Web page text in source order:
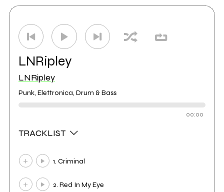
LNRipley
LNRipley
Punk, Elettronica, Drum & Bass
00:00
TRACKLIST
1. Criminal
2. Red In My Eye